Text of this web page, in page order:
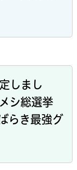
しまし
シ総選挙
らき最強グ